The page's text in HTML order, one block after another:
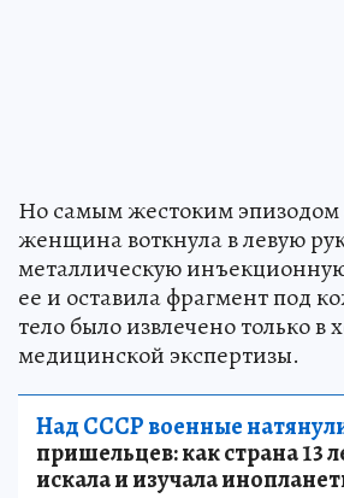
Но самым жестоким эпизодом
женщина воткнула в левую
металлическую
ее и оставила фрагмент под
тело было извлечено только в
медицинской экспертизы.
Над СССР военные
пришельцев: как страна 13
искала и изучала